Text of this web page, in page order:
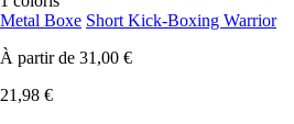
Metal Boxe Short Kick-Boxing Warrior
À partir de 31,00 €
21,98 €